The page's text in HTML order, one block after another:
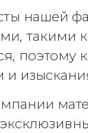
нашей
такими
и